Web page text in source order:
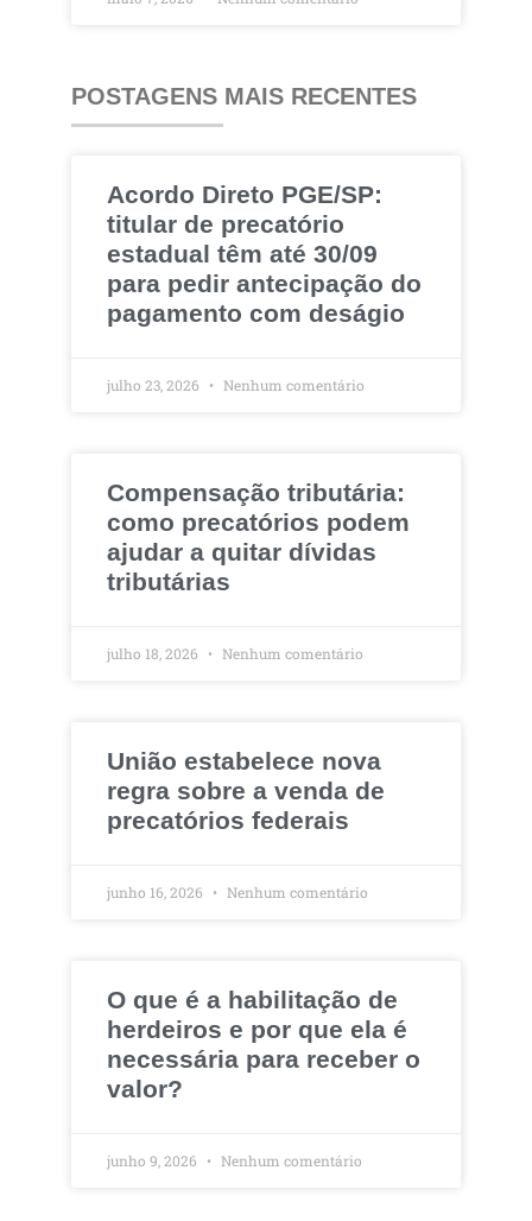
POSTAGENS MAIS RECENTES
Acordo Direto PGE/SP:
titular de precatório
estadual têm até 30/09
para pedir antecipação do
pagamento com deságio
julho 23, 2026 Nenhum comentário
Compensação tributária:
como precatórios podem
ajudar a quitar dívidas
tributárias
julho 18, 2026 Nenhum comentário
União estabelece nova
regra sobre a venda de
precatórios federais
junho 16, 2026 Nenhum comentário
O que é a habilitação de
herdeiros e por que ela é
necessária para receber o
valor?
junho 9, 2026 Nenhum comentário